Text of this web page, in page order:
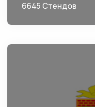
6645 Стендов